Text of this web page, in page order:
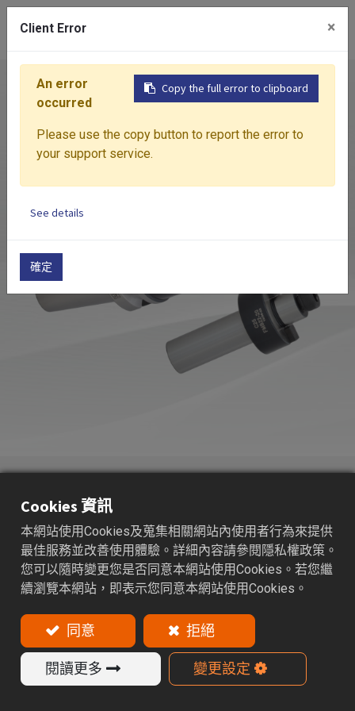
首頁 產品介紹 一般刀柄 FMA平面銑刀桿
FMA
適用範圍：適用於各種面銑加工和模組化捨棄式之刀
具。
特色
搭配面銑刀盤使用，FMA面銑刀桿均附有螺絲及擋
耳。
面銑刀盤需另行選購。
產品目錄
Cookies 資訊
本網站使用Cookies及蒐集相關網站內使用者行為來提供
最佳服務並改善使用體驗。詳細內容請參閱隱私權政策。
您可以隨時變更您是否同意本網站使用Cookies。若您繼
續瀏覽本網站，即表示您同意本網站使用Cookies。
同意 拒絕
閱讀更多 變更設定
Client Error ×
Copy the full error to clipboard
An error
occurred
Please use the copy button to report the error to
your support service.
See details
確定